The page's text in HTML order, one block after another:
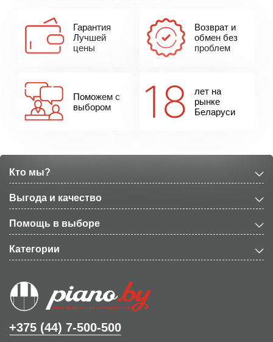
Гарантия
Лучшей
цены
Возврат и
обмен без
проблем
Поможем с
выбором
лет на
рынке
Беларуси
Кто мы?
Выгода и качество
Помощь в выборе
Категории
+375 (44) 7-500-500